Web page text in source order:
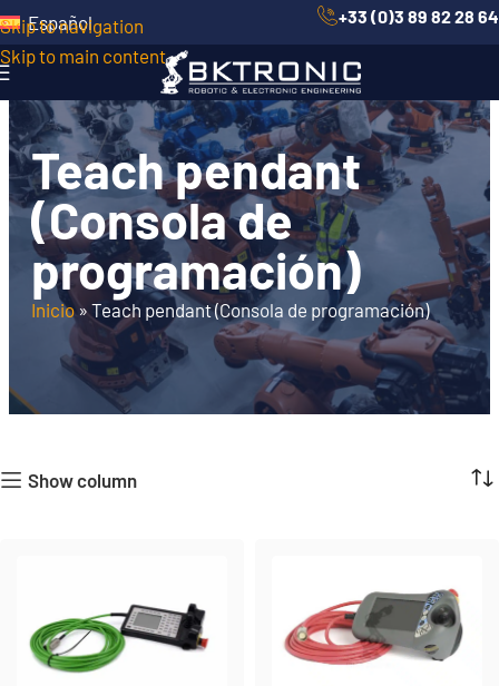
Skip to navigation
Skip to main content
Español +33 (0)3 89 82 28 64
Teach pendant
(Consola de
programación)
Inicio»Teach pendant (Consola de programación)
Show column